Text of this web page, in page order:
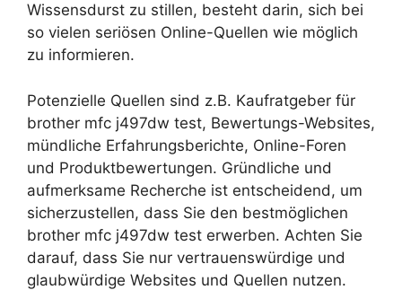
Wissensdurst zu stillen, besteht darin, sich bei
so vielen seriösen Online-Quellen wie möglich
zu informieren.
Potenzielle Quellen sind z.B. Kaufratgeber für
brother mfc j497dw test, Bewertungs-Websites,
mündliche Erfahrungsberichte, Online-Foren
und Produktbewertungen. Gründliche und
aufmerksame Recherche ist entscheidend, um
sicherzustellen, dass Sie den bestmöglichen
brother mfc j497dw test erwerben. Achten Sie
darauf, dass Sie nur vertrauenswürdige und
glaubwürdige Websites und Quellen nutzen.